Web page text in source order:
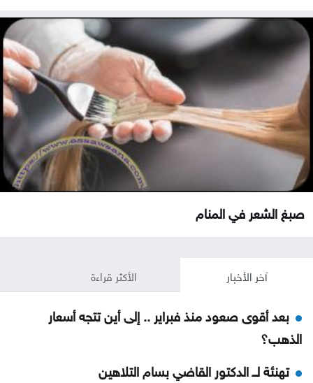
صبغ الشعر في المنام
آخر الأخبار الأكثر قراءة
بعد أقوى صعود منذ فبراير .. إلى أين تتجه أسعار
الذهب؟
تهنئة لــ الدكتور القاضي بسام التلاهين